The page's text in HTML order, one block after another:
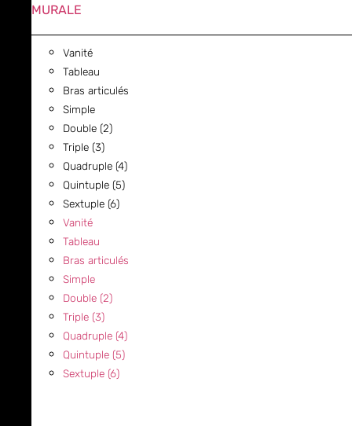
MURALE
Vanité
Tableau
Bras articulés
Simple
Double (2)
Triple (3)
Quadruple (4)
Quintuple (5)
Sextuple (6)
Vanité
Tableau
Bras articulés
Simple
Double (2)
Triple (3)
Quadruple (4)
Quintuple (5)
Sextuple (6)